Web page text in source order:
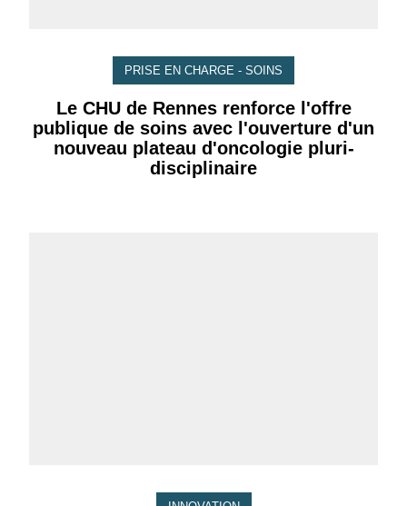
PRISE EN CHARGE - SOINS
Le CHU de Rennes renforce l'offre
publique de soins avec l'ouverture d'un
nouveau plateau d'oncologie pluri-
disciplinaire